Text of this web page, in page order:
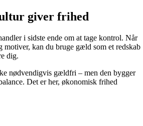
giver frihed
i sidste ende om at tage kontrol. Når
motiver, kan du bruge gæld som et redskab
dig.
nødvendigvis gældfri – men den bygger
Det er her, økonomisk frihed